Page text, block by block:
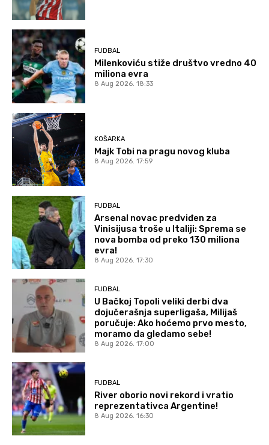
FUDBAL
Milenkoviću stiže društvo vredno 40
miliona evra
8 Aug 2026. 18:33
KOŠARKA
Majk Tobi na pragu novog kluba
8 Aug 2026. 17:59
FUDBAL
Arsenal novac predviđen za
Vinisijusa troše u Italiji: Sprema se
nova bomba od preko 130 miliona
evra!
8 Aug 2026. 17:30
FUDBAL
U Bačkoj Topoli veliki derbi dva
dojučerašnja superligaša, Milijaš
poručuje: Ako hoćemo prvo mesto,
moramo da gledamo sebe!
8 Aug 2026. 17:00
FUDBAL
River oborio novi rekord i vratio
reprezentativca Argentine!
8 Aug 2026. 16:30